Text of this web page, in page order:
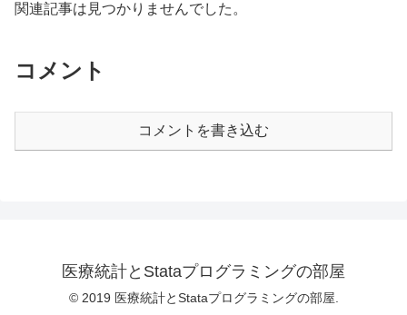
関連記事は見つかりませんでした。
コメント
コメントを書き込む
医療統計とStataプログラミングの部屋
© 2019 医療統計とStataプログラミングの部屋.